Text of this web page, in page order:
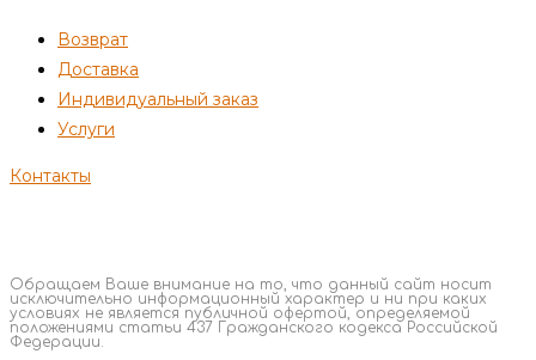
Возврат
Доставка
Индивидуальный заказ
Услуги
Контакты
Обращаем Ваше внимание на то, что данный сайт носит
исключительно информационный характер и ни при каких
условиях не является публичной офертой, определяемой
положениями статьи 437 Гражданского кодекса Российской
Федерации.